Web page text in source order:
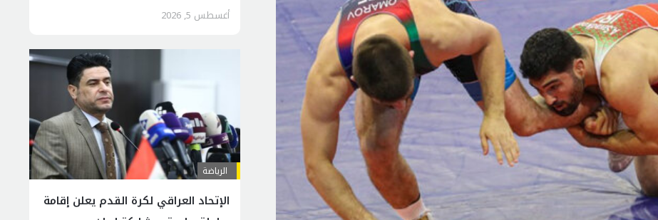
إقليمي
أغسطس 5, 2026
الرياضة
الإتحاد العراقي لكرة القدم يعلن إقامة